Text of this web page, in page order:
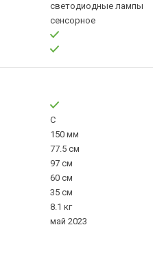
светодиодные лампы
сенсорное
C
150 мм
77.5 см
97 см
60 см
35 см
8.1 кг
май 2023